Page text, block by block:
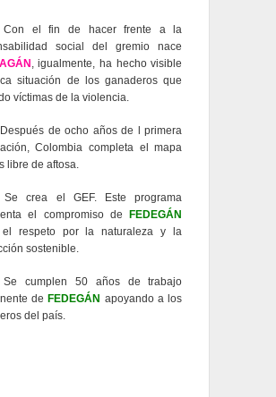
el fin de hacer frente a la
social del gremio nace
, igualmente, ha hecho visible
situación de los ganaderos que
víctimas de la violencia.
de ocho años de l primera
Colombia completa el mapa
libre de aftosa.
crea el GEF. Este programa
el compromiso de
FEDEGÁN
el respeto por la naturaleza y la
sostenible.
cumplen 50 años de trabajo
de FEDEGÁN apoyando a los
del país.